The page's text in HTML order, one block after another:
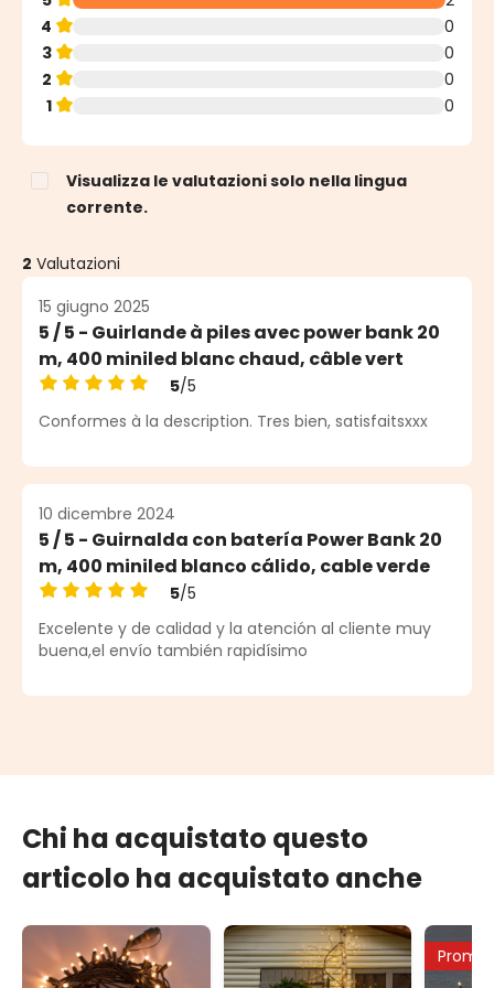
4
0
3
0
2
0
1
0
Visualizza le valutazioni solo nella lingua
corrente.
2 Valutazioni
15 giugno 2025
5 / 5 - Guirlande à piles avec power bank 20
m, 400 miniled blanc chaud, câble vert
Valutazione media di 5 su 5 stelle
5/5
Conformes à la description. Tres bien, satisfaitsxxx
10 dicembre 2024
5 / 5 - Guirnalda con batería Power Bank 20
m, 400 miniled blanco cálido, cable verde
Valutazione media di 5 su 5 stelle
5/5
Excelente y de calidad y la atención al cliente muy
buena,el envío también rapidísimo
Chi ha acquistato questo
articolo ha acquistato anche
Promo